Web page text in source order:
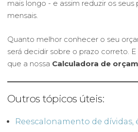
mais longo - e assim reduzir os
mensais.
Quanto melhor conhecer o seu
será decidir sobre o prazo correto.
que a nossa Calculadora de
Outros tópicos úteis:
Reescalonamento de dívidas,